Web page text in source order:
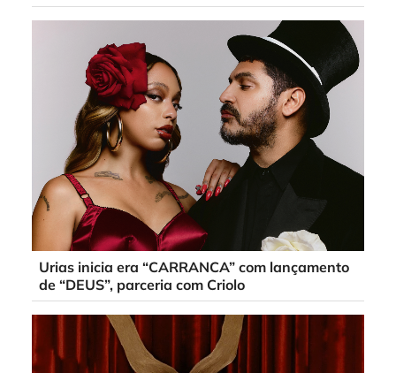
Urias inicia era “CARRANCA” com lançamento
de “DEUS”, parceria com Criolo